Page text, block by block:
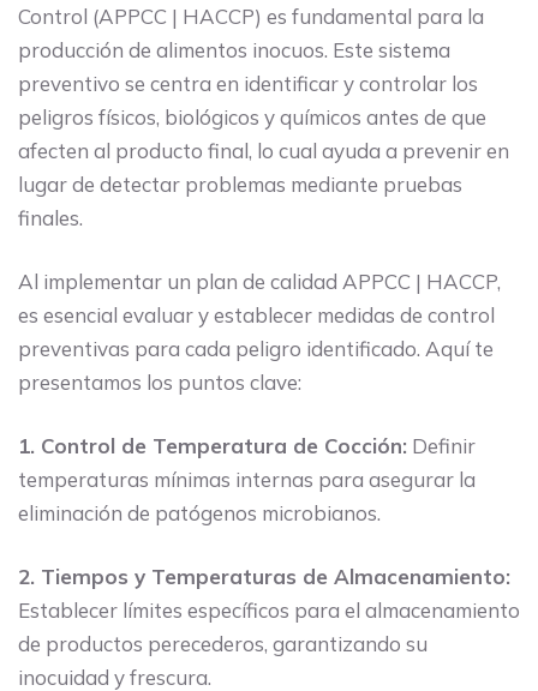
Control (APPCC | HACCP) es fundamental para la
producción de alimentos inocuos. Este sistema
preventivo se centra en identificar y controlar los
peligros físicos, biológicos y químicos antes de que
afecten al producto final, lo cual ayuda a prevenir en
lugar de detectar problemas mediante pruebas
finales.
Al implementar un plan de calidad APPCC | HACCP,
es esencial evaluar y establecer medidas de control
preventivas para cada peligro identificado. Aquí te
presentamos los puntos clave:
1. Control de Temperatura de Cocción: Definir
temperaturas mínimas internas para asegurar la
eliminación de patógenos microbianos.
2. Tiempos y Temperaturas de Almacenamiento:
Establecer límites específicos para el almacenamiento
de productos perecederos, garantizando su
inocuidad y frescura.